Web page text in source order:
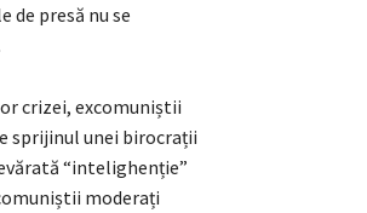
presă nu se
crizei, excomuniștii
sprijinul unei birocrații
“intelighenție”
moderați